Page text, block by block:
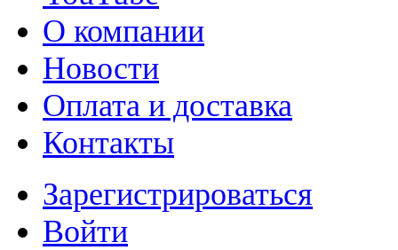
О компании
Новости
Оплата и доставка
Контакты
Зарегистрироваться
Войти